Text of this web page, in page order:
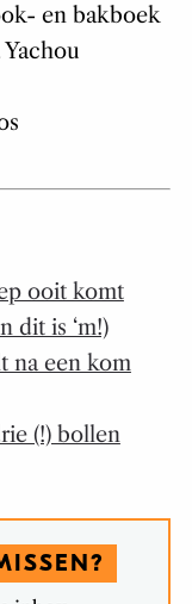
en bakboek
ooit komt
dit is ‘m!)
na een kom
(!) bollen